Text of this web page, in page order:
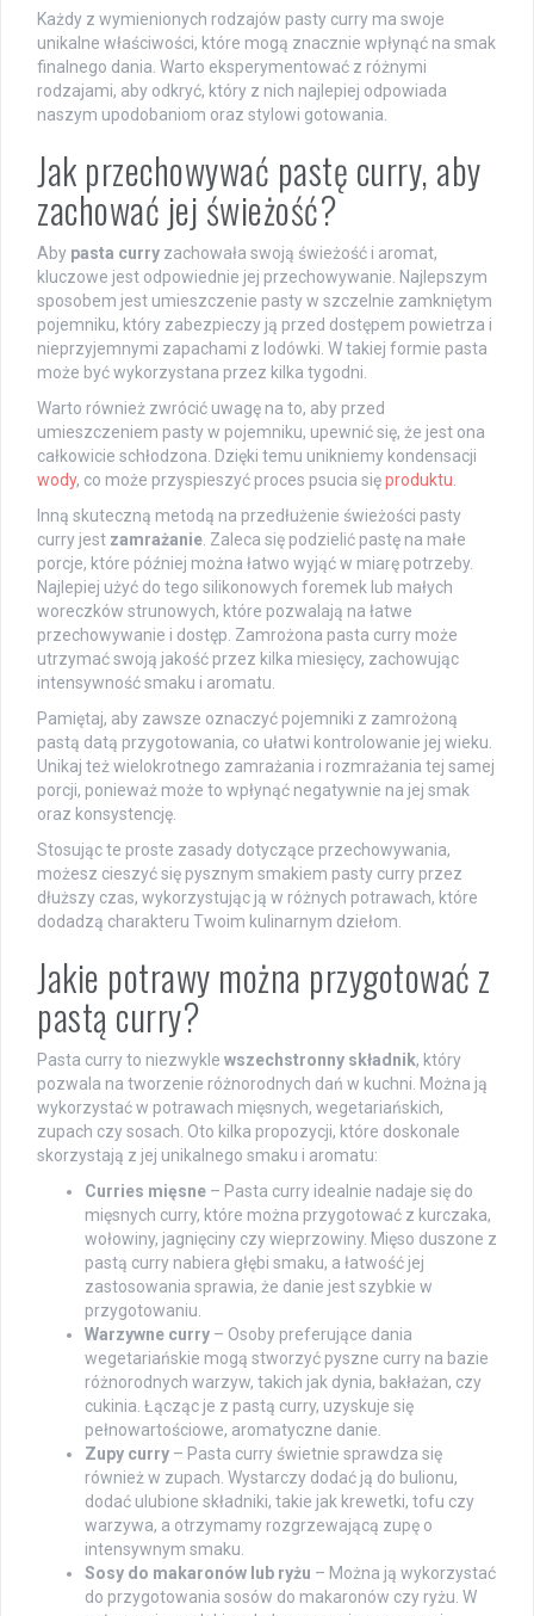
Każdy z wymienionych rodzajów pasty curry ma swoje
unikalne właściwości, które mogą znacznie wpłynąć na smak
finalnego dania. Warto eksperymentować z różnymi
rodzajami, aby odkryć, który z nich najlepiej odpowiada
naszym upodobaniom oraz stylowi gotowania.
Jak przechowywać pastę curry, aby
zachować jej świeżość?
Aby pasta curry zachowała swoją świeżość i aromat,
kluczowe jest odpowiednie jej przechowywanie. Najlepszym
sposobem jest umieszczenie pasty w szczelnie zamkniętym
pojemniku, który zabezpieczy ją przed dostępem powietrza i
nieprzyjemnymi zapachami z lodówki. W takiej formie pasta
może być wykorzystana przez kilka tygodni.
Warto również zwrócić uwagę na to, aby przed
umieszczeniem pasty w pojemniku, upewnić się, że jest ona
całkowicie schłodzona. Dzięki temu unikniemy kondensacji
wody, co może przyspieszyć proces psucia sięproduktu
Inną skuteczną metodą na przedłużenie świeżości pasty
curry jest zamrażanie . Zaleca się podzielić pastę na małe
porcje, które później można łatwo wyjąć w miarę potrzeby.
Najlepiej użyć do tego silikonowych foremek lub małych
woreczków strunowych, które pozwalają na łatwe
przechowywanie i dostęp. Zamrożona pasta curry może
utrzymać swoją jakość przez kilka miesięcy, zachowując
intensywność smaku i aromatu.
Pamiętaj, aby zawsze oznaczyć pojemniki z zamrożoną
pastą datą przygotowania, co ułatwi kontrolowanie jej wieku.
Unikaj też wielokrotnego zamrażania i rozmrażania tej samej
porcji, ponieważ może to wpłynąć negatywnie na jej smak
oraz konsystencję.
Stosując te proste zasady dotyczące przechowywania,
możesz cieszyć się pysznym smakiem pasty curry przez
dłuższy czas, wykorzystując ją w różnych potrawach, które
dodadzą charakteru Twoim kulinarnym dziełom.
Jakie potrawy można przygotować z
pastą curry?
Pasta curry to niezwykle wszechstronny składnik, który
pozwala na tworzenie różnorodnych dań w kuchni. Można ją
wykorzystać w potrawach mięsnych, wegetariańskich,
zupach czy sosach. Oto kilka propozycji, które doskonale
skorzystają z jej unikalnego smaku i aromatu:
Curries mięsne – Pasta curry idealnie nadaje się do
mięsnych curry, które można przygotować z kurczaka,
wołowiny, jagnięciny czy wieprzowiny. Mięso duszone z
pastą curry nabiera głębi smaku, a łatwość jej
zastosowania sprawia, że danie jest szybkie w
przygotowaniu.
Warzywne curry – Osoby preferujące dania
wegetariańskie mogą stworzyć pyszne curry na bazie
różnorodnych warzyw, takich jak dynia, bakłażan, czy
cukinia. Łącząc je z pastą curry, uzyskuje się
pełnowartościowe, aromatyczne danie.
Zupy curry – Pasta curry świetnie sprawdza się
również w zupach. Wystarczy dodać ją do bulionu,
dodać ulubione składniki, takie jak krewetki, tofu czy
warzywa, a otrzymamy rozgrzewającą zupę o
intensywnym smaku.
Sosy do makaronów lub ryżu – Można ją wykorzystać
do przygotowania sosów do makaronów czy ryżu. W